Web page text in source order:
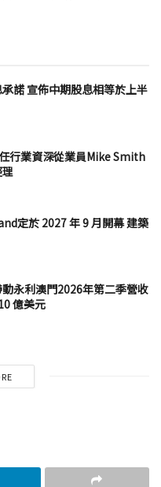
諾 宣佈中期股息相等於上半
行業資深從業員Mike Smith
定於 2027 年 9 月開幕 建築
永利澳門2026年第二季營收
億美元